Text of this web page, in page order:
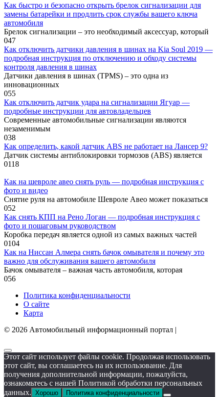
Как быстро и безопасно открыть брелок сигнализации для
замены батарейки и продлить срок службы вашего ключа
автомобиля
Брелок сигнализации – это необходимый аксессуар, который
047
Как отключить датчики давления в шинах на Kia Soul 2019 —
подробная инструкция по отключению и обходу системы
контроля давления в шинах
Датчики давления в шинах (TPMS) – это одна из
инновационных
055
Как отключить датчик удара на сигнализации Ягуар —
подробные инструкции для автовладельцев
Современные автомобильные сигнализации являются
незаменимым
038
Как определить, какой датчик ABS не работает на Лансер 9?
Датчик системы антиблокировки тормозов (ABS) является
0118
Как на шевроле авео снять руль — подробная инструкция с
фото и видео
Снятие руля на автомобиле Шевроле Авео может показаться
052
Как снять КПП на Рено Логан — подробная инструкция с
фото и пошаговым руководством
Коробка передач является одной из самых важных частей
0104
Как на Ниссан Алмера снять бачок омывателя и почему это
важно для обслуживания вашего автомобиля
Бачок омывателя – важная часть автомобиля, которая
056
Политика конфиденциальности
О сайте
Карта
© 2026 Автомобильный информационный портал |
Этот сайт использует файлы cookie. Продолжая использовать
этот сайт, вы соглашаетесь на их использование. Для
получения дополнительной информации, пожалуйста,
ознакомьтесь с нашей Политикой обработки персональных
данных. Хорошо Политика конфиденциальности